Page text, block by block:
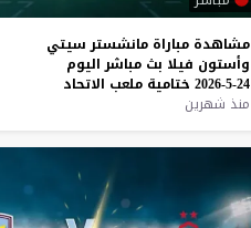
مشاهدة مباراة مانشستر سيتي
وأستون فيلا بث مباشر اليوم
24-5-2026
ختامية ملعب الاتحاد
منذ شهرين